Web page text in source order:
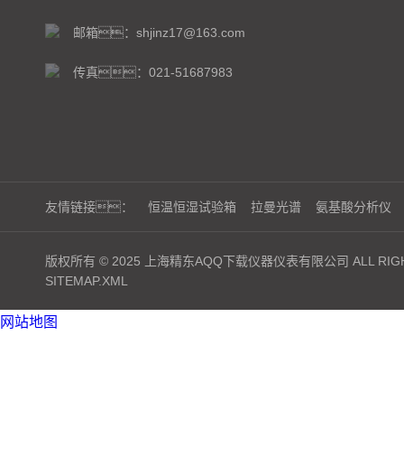
邮箱：shjinz17@163.com
传真：021-51687983
友情链接： 恒温恒湿试验箱 拉曼光谱 氨基酸分析仪
版权所有 © 2025 上海精东AQQ下载仪器仪表有限公司 ALL
SITEMAP.XML
网站地图